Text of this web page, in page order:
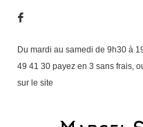
Du mardi au samedi de 9h30 à
49 41 30 payez en 3 sans frais,
sur le site